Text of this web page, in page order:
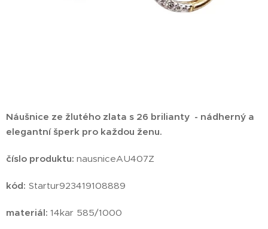
Náušnice ze žlutého zlata s 26 brilianty - nádherný a
elegantní šperk pro každou ženu.
číslo produktu: nausniceAU407Z
kód: Startur923419108889
materiál: 14kar 585/1000